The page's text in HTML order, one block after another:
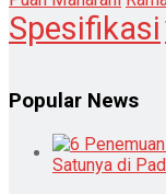
Spesifikasi
Popular News